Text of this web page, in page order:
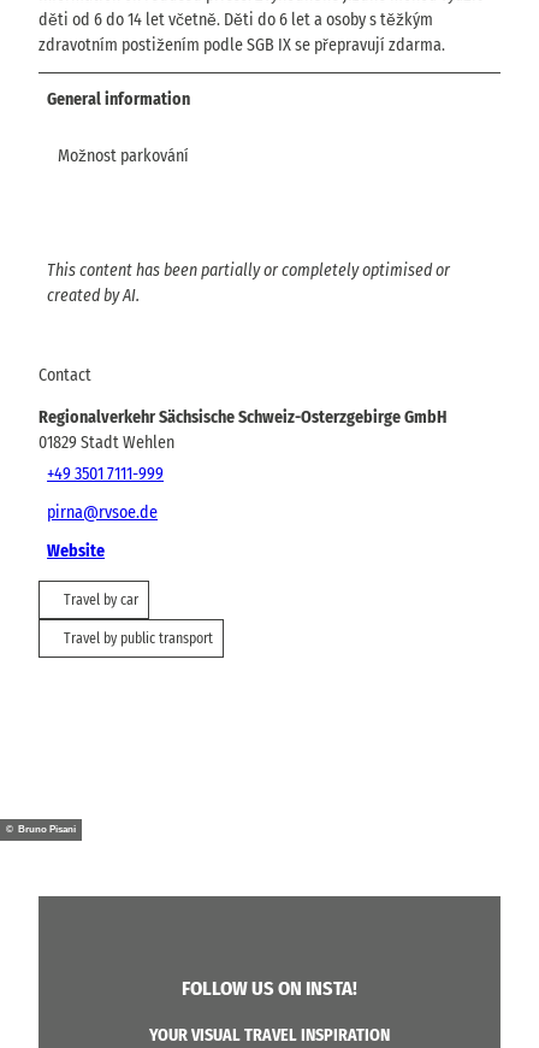
děti od 6 do 14 let včetně. Děti do 6 let a osoby s těžkým
zdravotním postižením podle SGB IX se přepravují zdarma.
General information
Možnost parkování
This content has been partially or completely optimised or
created by AI.
Contact
Regionalverkehr Sächsische Schweiz-Osterzgebirge GmbH
01829Stadt Wehlen
+49 3501 7111-999
pirna@rvsoe.de
Website
Travel by car
Travel by public transport
© Bruno Pisani
FOLLOW US ON INSTA!
YOUR VISUAL TRAVEL INSPIRATION